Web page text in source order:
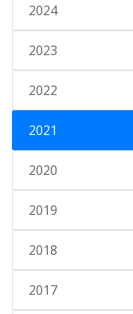
2024
2023
2022
2021
2020
2019
2018
2017